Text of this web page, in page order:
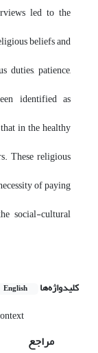
led to the
beliefs and
duties, patience,
identified as
in the healthy
These religious
of paying
social-cultural
کلیدواژه‌ها English
مراجع